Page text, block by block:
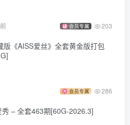
客 2015.02.16 新图No.0208
客 2015.02.18 新图No.0209
客 2015.02.23 新图No.0210
会员专属 203
版《AISS爱丝》全套黄金版打包
会员专属 286
秀 – 全套463期[60G-2026.3]